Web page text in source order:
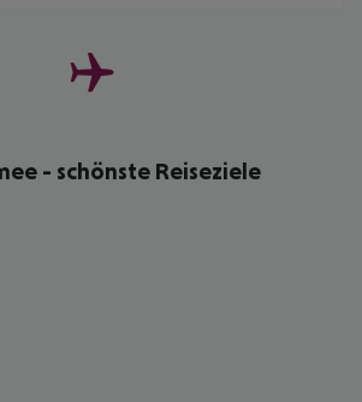
- schönste Reiseziele